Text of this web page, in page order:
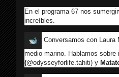
En el programa 67 nos
increíbles.
Conversamos con Laura
medio marino. Hablamos
(@odysseyforlife.tahiti) y